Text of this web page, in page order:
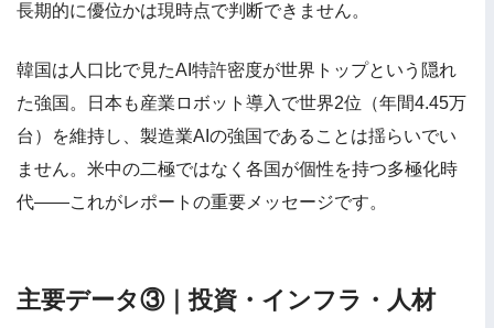
長期的に優位かは現時点で判断できません。
韓国は人口比で見たAI特許密度が世界トップという隠れ
た強国。日本も産業ロボット導入で世界2位（年間4.45万
台）を維持し、製造業AIの強国であることは揺らいでい
ません。米中の二極ではなく各国が個性を持つ多極化時
代——これがレポートの重要メッセージです。
主要データ③｜投資・インフラ・人材